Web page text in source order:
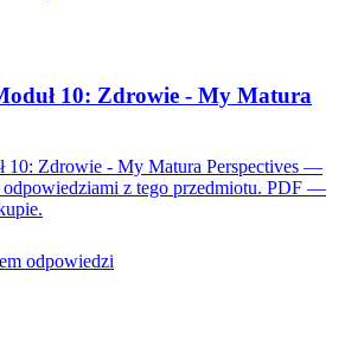
10: Zdrowie - My Matura
10: Zdrowie - My Matura Perspectives —
odpowiedziami z tego przedmiotu. PDF —
odpowiedzi